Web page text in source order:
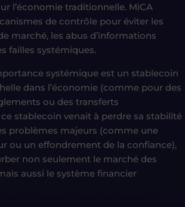
l’économie traditionnelle. MiCA
de contrôle pour éviter les
marché, les abus d’informations
failles systémiques.
systémique est un stablecoin
dans l’économie (comme pour des
ou des transferts
stablecoin venait à perdre sa stabilité
problèmes majeurs (comme une
ou un effondrement de la confiance),
non seulement le marché des
aussi le système financier